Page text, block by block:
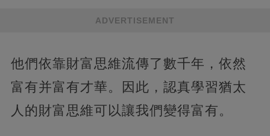
ADVERTISEMENT
他們依靠財富思維流傳了數千年，依然
富有并富有才華。因此，認真學習猶太
人的財富思維可以讓我們變得富有。